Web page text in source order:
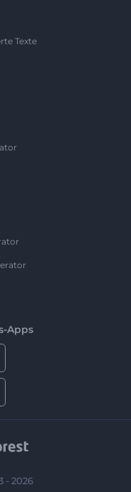
Texte
Apps
- 2026